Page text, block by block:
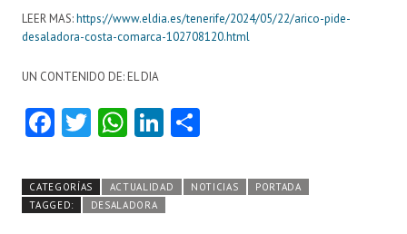
LEER MAS:https://www.eldia.es/tenerife/2024/05/22/arico-pide-
desaladora-costa-comarca-102708120.html
UN CONTENIDO DE: EL DIA
Fa
b
o
T
itt
er
W
ts
A
Li
e
dI
m
CATEGORÍAS ACTUALIDAD NOTICIAS
PORTADA
TAGGED:
DESALADORA